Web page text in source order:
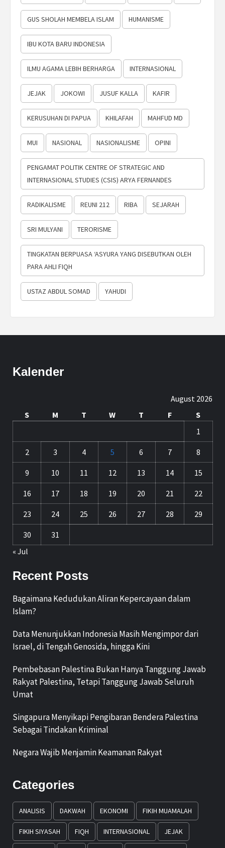
GUS SHOLAH MEMBELA ISLAM HUMANISME
IBU KOTA BARU INDONESIA
ILMU AGAMA LEBIH BERHARGA INTERNASIONAL
JEJAK JOKOWI JUSUF KALLA KAFIR
KERUSUHAN DI PAPUA KHILAFAH MAHFUD MD
MUI NASIONAL NASIONALISME OPINI
PENGAMAT POLITIK CENTRE OF STRATEGIC AND
INTERNASIONAL STUDIES (CSIS) ARYA FERNANDES
RADIKALISME REUNI 212 RIBA SEJARAH
SRI MULYANI TERORISME
TINGKATAN BERPUASA ‘ASYURA YANG DISEBUTKAN OLEH
PARA AHLI FIQH
USTAZ ABDUL SOMAD YAHUDI
Kalender
August 2026
S
M T W T F
S
1
2 3 4 5 6 7 8
9 10 11 12 13 14 15
16 17 18 19 20 21 22
23 24 25 26 27 28 29
30
31
« Jul
Recent Posts
Bagaimana Kedudukan Aliran Kepercayaan dalam
Islam?
Data Menunjukkan Indonesia Masih Mengimpor dari
Israel, di Tengah Genosida, hingga Kini
Pembebasan Palestina Bukan Hanya Tanggung Jawab
Rakyat Palestina, Tetapi Tanggung Jawab Seluruh
Umat
Singapura Menyikapi Pengibaran Bendera Palestina
Sebagai Tindakan Kriminal
Negara Wajib Menjamin Keamanan Rakyat
Categories
ANALISIS DAKWAH EKONOMI FIKIH MUAMALAH
FIKIH SIYASAH FIQH INTERNASIONAL JEJAK